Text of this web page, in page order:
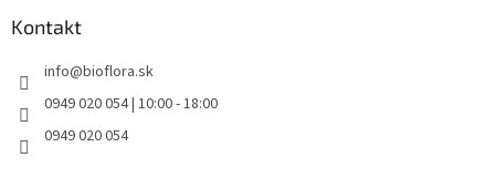
Kontakt
info@bioflora.sk
0949 020 054 | 10:00 - 18:00
0949 020 054